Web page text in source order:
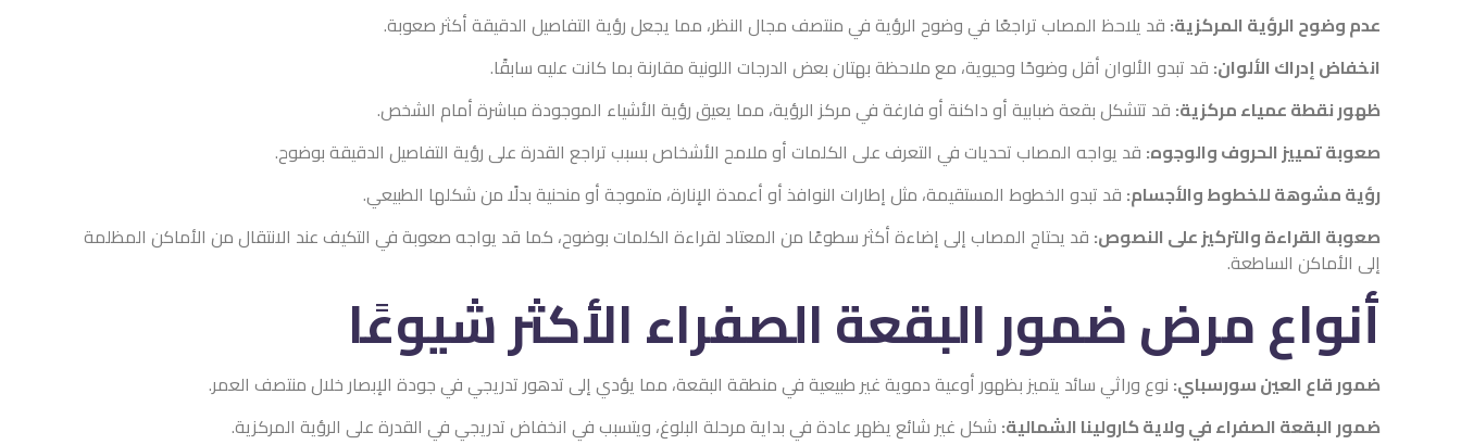
عدم وضوح الرؤية المركزية: قد يلاحظ المصاب تراجعًا في وضوح الرؤية في منتصف مجال النظر، مما يجعل رؤية التفاصيل الدقيقة أكثر صعوبة.
انخفاض إدراك الألوان: قد تبدو الألوان أقل وضوحًا وحيوية، مع ملاحظة بهتان بعض الدرجات اللونية مقارنة بما كانت عليه سابقًا.
ظهور نقطة عمياء مركزية: قد تتشكل بقعة ضبابية أو داكنة أو فارغة في مركز الرؤية، مما يعيق رؤية الأشياء الموجودة مباشرة أمام الشخص.
صعوبة تمييز الحروف والوجوه: قد يواجه المصاب تحديات في التعرف على الكلمات أو ملامح الأشخاص بسبب تراجع القدرة على رؤية التفاصيل الدقيقة بوضوح.
رؤية مشوهة للخطوط والأجسام: قد تبدو الخطوط المستقيمة، مثل إطارات النوافذ أو أعمدة الإنارة، متموجة أو منحنية بدلًا من شكلها الطبيعي.
صعوبة القراءة والتركيز على النصوص: قد يحتاج المصاب إلى إضاءة أكثر سطوعًا من المعتاد لقراءة الكلمات بوضوح، كما قد يواجه صعوبة في التكيف عند الانتقال من الأماكن المظلمة
إلى الأماكن الساطعة.
أنواع مرض ضمور البقعة الصفراء الأكثر شيوعًا
ضمور قاع العين سورسباي: نوع وراثي سائد يتميز بظهور أوعية دموية غير طبيعية في منطقة البقعة، مما يؤدي إلى تدهور تدريجي في جودة الإبصار خلال منتصف العمر.
ضمور البقعة الصفراء في ولاية كارولينا الشمالية: شكل غير شائع يظهر عادة في بداية مرحلة البلوغ، ويتسبب في انخفاض تدريجي في القدرة على الرؤية المركزية.